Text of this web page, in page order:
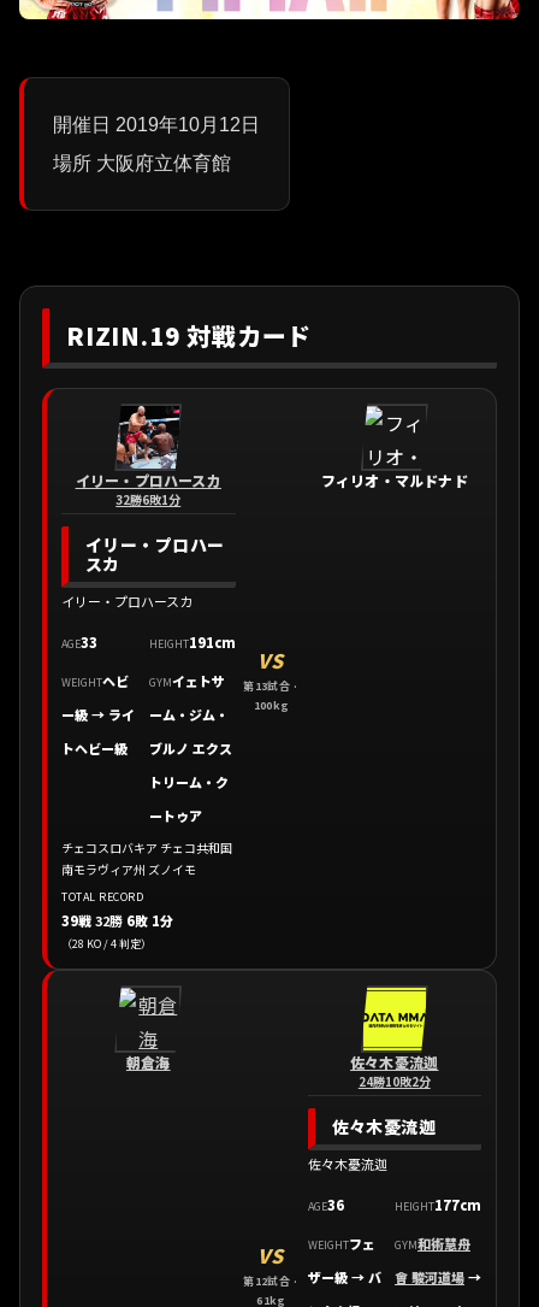
開催日 2019年10月12日
場所 大阪府立体育館
RIZIN.19 対戦カード
イリー・プロハースカ
32勝6敗1分
イリー・プロハー
スカ
イリー・プロハースカ
AGE33 HEIGHT191cm
WEIGHTヘビ
ー級 → ライ
トヘビー級
GYMイェトサ
ーム・ジム・
ブルノ エクス
トリーム・ク
ートゥア
チェコスロバキア チェコ共和国
南モラヴィア州 ズノイモ
TOTAL RECORD
39戦32勝 6敗 1分
（28 KO / 4 判定）
VS
第13試合 ·
100kg
フィリオ・マルドナド
朝倉海
VS
第12試合 ·
61kg
佐々木憂流迦
24勝10敗2分
佐々木憂流迦
佐々木憂流迦
AGE36 HEIGHT177cm
WEIGHTフェ
ザー級 → バ
GYM和術慧舟
會 駿河道場→